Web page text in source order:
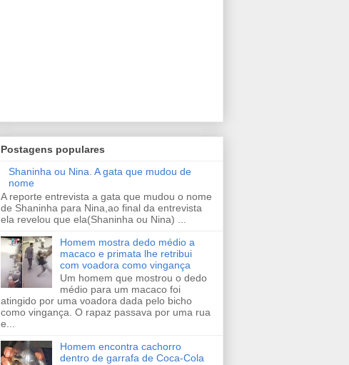
Postagens populares
Shaninha ou Nina. A gata que mudou de
nome
A reporte entrevista a gata que mudou o nome
de Shaninha para Nina,ao final da entrevista
ela revelou que ela(Shaninha ou Nina) ...
Homem mostra dedo médio a
macaco e primata lhe retribui
com voadora como vingança
Um homem que mostrou o dedo
médio para um macaco foi
atingido por uma voadora dada pelo bicho
como vingança. O rapaz passava por uma rua
e...
Homem encontra cachorro
dentro de garrafa de Coca-Cola